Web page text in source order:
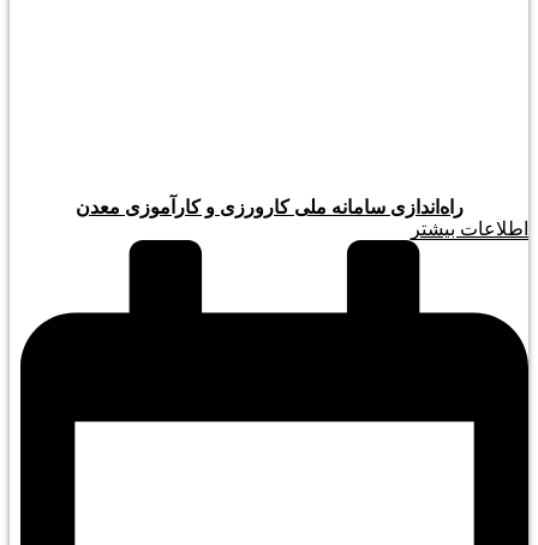
راه‌اندازی سامانه ملی کارورزی و کارآموزی معدن
اطلاعات بیشتر